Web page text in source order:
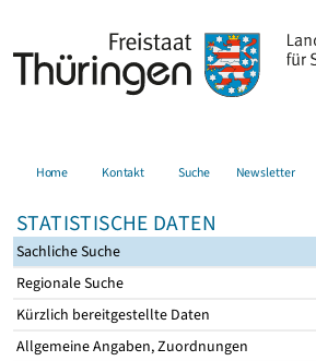
Home Kontakt Suche Newsletter
STATISTISCHE DATEN
Sachliche Suche
Regionale Suche
Kürzlich bereitgestellte Daten
Allgemeine Angaben, Zuordnungen